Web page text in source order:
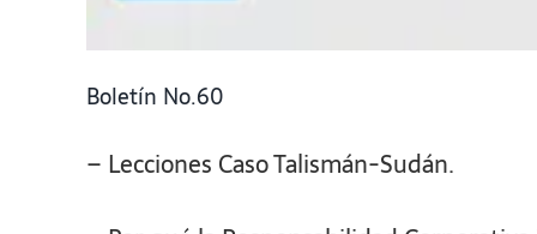
Boletín No.60
– Lecciones Caso Talismán-Sudán.